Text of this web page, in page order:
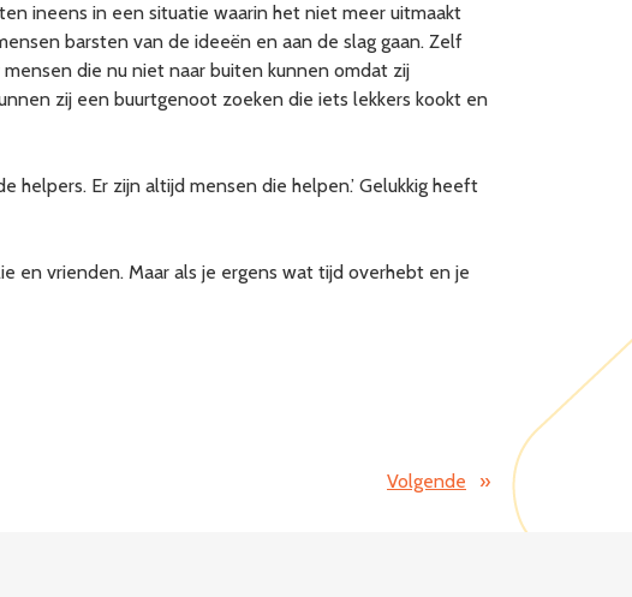
ineens in een situatie waarin het niet meer uitmaakt
barsten van de ideeën en aan de slag gaan. Zelf
die nu niet naar buiten kunnen omdat zij
zij een buurtgenoot zoeken die iets lekkers kookt en
helpers. Er zijn altijd mensen die helpen.’ Gelukkig heeft
en vrienden. Maar als je ergens wat tijd overhebt en je
Volgende »